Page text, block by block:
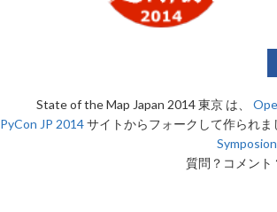
State of the Map Japan 2014 東京 は、
PyCon JP 2014サイトからフォークして作られ
Symposion
質問？コメント